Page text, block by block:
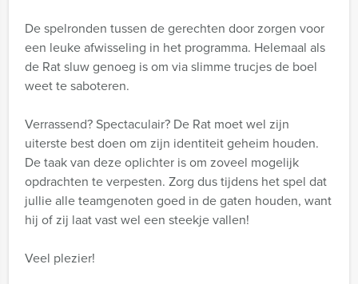
De spelronden tussen de gerechten door zorgen voor
een leuke afwisseling in het programma. Helemaal als
de Rat sluw genoeg is om via slimme trucjes de boel
weet te saboteren.
Verrassend? Spectaculair? De Rat moet wel zijn
uiterste best doen om zijn identiteit geheim houden.
De taak van deze oplichter is om zoveel mogelijk
opdrachten te verpesten. Zorg dus tijdens het spel dat
jullie alle teamgenoten goed in de gaten houden, want
hij of zij laat vast wel een steekje vallen!
Veel plezier!